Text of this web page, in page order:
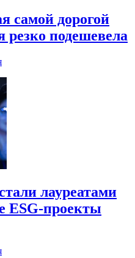
самой дорогой
подешевела
лауреатами
ESG-проекты